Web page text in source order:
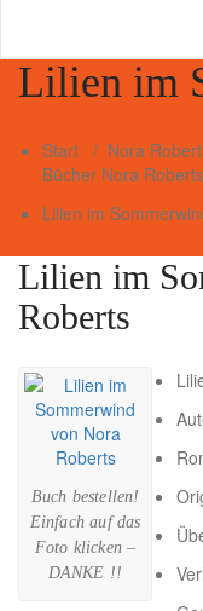
Lilien im
Start / Nora
Bücher Nora Roberts
Lilien im
Lilien im
Roberts
Buch bestellen!
Einfach auf das
Foto klicken –
DANKE !!